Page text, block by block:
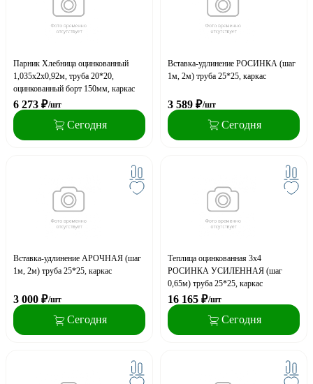
Парник Хлебница оцинкованный
1,035х2х0,92м, труба 20*20,
оцинкованный борт 150мм, каркас
6 273 ₽/шт
Сегодня
Вставка-удлинение РОСИНКА (шаг
1м, 2м) труба 25*25, каркас
3 589 ₽/шт
Сегодня
Вставка-удлинение АРОЧНАЯ (шаг
1м, 2м) труба 25*25, каркас
3 000 ₽/шт
Сегодня
Теплица оцинкованная 3х4
РОСИНКА УСИЛЕННАЯ (шаг
0,65м) труба 25*25, каркас
16 165 ₽/шт
Сегодня